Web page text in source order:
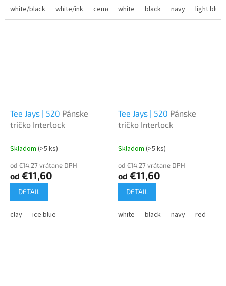
white/black white/ink cement/dark green cement/clay
white black navy light blue
Tee Jays | 520 Pánske
tričko Interlock
Skladom (>5 ks)
od €14,27 vrátane DPH
od €11,60
DETAIL
clay ice blue
Tee Jays | 520 Pánske
tričko Interlock
Skladom (>5 ks)
od €14,27 vrátane DPH
od €11,60
DETAIL
white black navy red